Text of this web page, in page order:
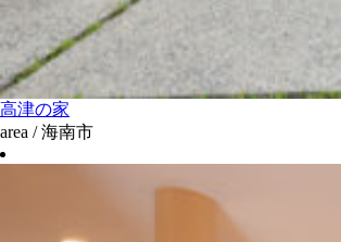
高津の家
area / 海南市